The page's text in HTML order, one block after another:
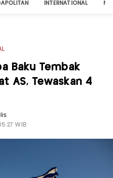
INTERNATIONAL
Baku Tembak
AS, Tewaskan 4
WIB